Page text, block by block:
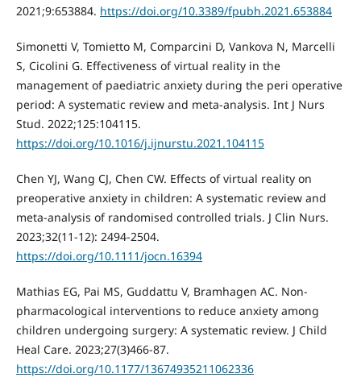
2021;9:653884. https://doi.org/10.3389/fpubh.2021.653884
Simonetti V, Tomietto M, Comparcini D, Vankova N, Marcelli
S, Cicolini G. Effectiveness of virtual reality in the
management of paediatric anxiety during the peri operative
period: A systematic review and meta-analysis. Int J Nurs
Stud. 2022;125:104115.
https://doi.org/10.1016/j.ijnurstu.2021.104115
Chen YJ, Wang CJ, Chen CW. Effects of virtual reality on
preoperative anxiety in children: A systematic review and
meta-analysis of randomised controlled trials. J Clin Nurs.
2023;32(11-12): 2494-2504.
https://doi.org/10.1111/jocn.16394
Mathias EG, Pai MS, Guddattu V, Bramhagen AC. Non-
pharmacological interventions to reduce anxiety among
children undergoing surgery: A systematic review. J Child
Heal Care. 2023;27(3)466-87.
https://doi.org/10.1177/13674935211062336